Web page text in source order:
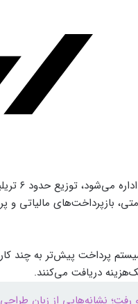
سیستمی که
بازپرداخت‌های مالیاتی و
پرداخت پیش‌تر به چند
دریافت می‌کنند.
نشانه‌هایی از زبان
گذاشت؛
کم‌درآمد ارائه